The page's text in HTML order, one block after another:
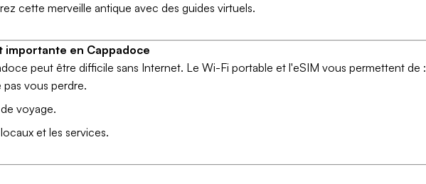
cette merveille antique avec des guides virtuels.
importante en Cappadoce
peut être difficile sans Internet. Le Wi-Fi portable et l'eSIM vous permettent de :
vous perdre.
voyage.
et les services.